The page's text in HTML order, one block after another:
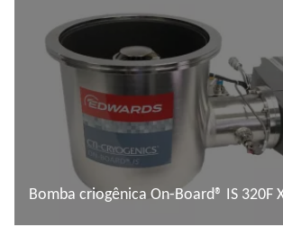
Bomba criogênica On-Board® IS 320F